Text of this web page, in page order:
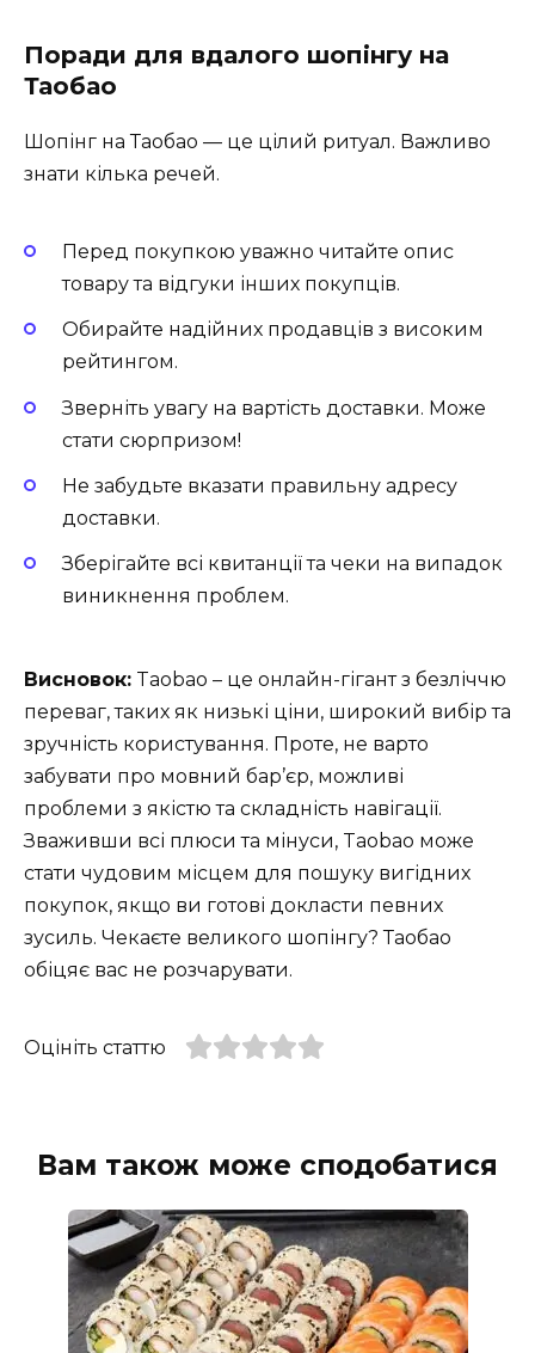
Поради для вдалого шопінгу на
Таобао
Шопінг на Таобао — це цілий ритуал. Важливо
знати кілька речей.
Перед покупкою уважно читайте опис
товару та відгуки інших покупців.
Обирайте надійних продавців з високим
рейтингом.
Зверніть увагу на вартість доставки. Може
стати сюрпризом!
Не забудьте вказати правильну адресу
доставки.
Зберігайте всі квитанції та чеки на випадок
виникнення проблем.
Висновок: Taobao – це онлайн-гігант з безліччю
переваг, таких як низькі ціни, широкий вибір та
зручність користування. Проте, не варто
забувати про мовний бар’єр, можливі
проблеми з якістю та складність навігації.
Зваживши всі плюси та мінуси, Taobao може
стати чудовим місцем для пошуку вигідних
покупок, якщо ви готові докласти певних
зусиль. Чекаєте великого шопінгу? Таобао
обіцяє вас не розчарувати.
Оцініть статтю
Вам також може сподобатися